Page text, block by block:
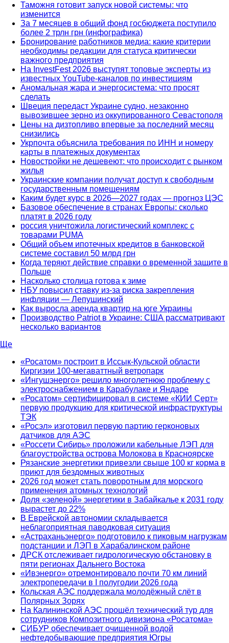
Таможня готовит запуск новой системы: что
изменится
За 7 месяцев в общий фонд госбюджета поступило
более 2 трлн грн (инфографика)
Бронирование работников медиа: какие критерии
необходимы редакции для статуса критически
важного предприятия
На InvestFest 2026 выступят топовые эксперты из
известных YouTube-каналов по инвестициям
Аномальная жара и энергосистема: что просят
сделать
Швеция передаст Украине судно, незаконно
вывозившее зерно из оккупированного Севастополя
Цены на дизтопливо впервые за последний месяц
снизились
Укрпочта объяснила требования по ИНН и номеру
карты в платежных документах
Новостройки не дешевеют: что происходит с рынком
жилья
Украинские компании получат доступ к свободным
государственным помещениям
Каким будет курс в 2026—2027 годах — прогноз ЦЭС
Базовое обеспечение в странах Европы: сколько
платят в 2026 году
россия уничтожила логистический комплекс с
товарами PUMA
Общий объем ипотечных кредитов в банковской
системе составил 50 млрд грн
Когда теряют действие справки о временной защите в
Польше
Насколько столица готова к зиме
НБУ повысил ставку из-за риска закрепления
инфляции — Лепушинский
Как выросла аренда квартир на юге Украины
Производство Patriot в Украине: США рассматривают
несколько вариантов
Ще
«Росатом» построит в Иссык-Кульской области
Киргизии 100-мегаваттный ветропарк
«Ингушэнерго» решило многолетнюю проблему с
электроснабжением в Карабулаке и Яндаре
«Росатом» сертифицировал в системе «КИИ Серт»
первую продукцию для критической инфраструктуры
ТЭК
«Росэл» изготовил первую партию герконовых
датчиков для АЭС
«Россети Сибирь» проложили кабельные ЛЭП для
благоустройства острова Молокова в Красноярске
Рязанские энергетики привезли свыше 100 кг корма в
приют для бездомных животных
2026 год может стать поворотным для морского
применения атомных технологий
Доля «зеленой» энергетики в Забайкалье к 2031 году
вырастет до 22%
В Еврейской автономии складывается
неблагоприятная паводковая ситуация
«Астраханьэнерго» подготовило к пиковым нагрузкам
подстанции и ЛЭП в Харабалинском районе
ДРСК отслеживает гидрологическую обстановку в
пяти регионах Дальнего Востока
«Ивэнерго» отремонтировало почти 70 км линий
электропередачи в I полугодии 2026 года
Кольская АЭС поддержала молодёжный слёт в
Полярных Зорях
На Калининской АЭС прошёл технический тур для
сотрудников Композитного дивизиона «Росатома»
СИБУР обеспечивает очищенной водой
нефтедобывающие предприятия Югры